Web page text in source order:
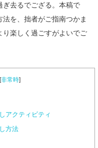
ぎ去るでござる。本稿で
を、拙者がご指南つかま
楽しく過ごすがよいでご
[非常時]
アクティビティ
方法